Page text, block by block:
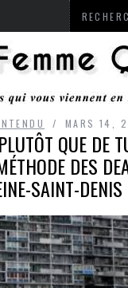
MARS 14,
QUE DE
DES
SAINT-DENIS